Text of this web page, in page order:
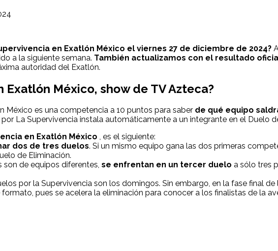
en Exatlón México el viernes 27 de diciembre de 2024?
a la siguiente semana. También actualizamos con el resultado
autoridad del Exatlón.
Exatlón México, show de TV Azteca?
México es una competencia a 10 puntos para saber de qué equipo
La Supervivencia instala automáticamente a un integrante en el Duelo
en Exatlón México , es el siguiente:
dos de tres duelos. Si un mismo equipo gana las dos primeras
de Eliminación.
son de equipos diferentes, se enfrentan en un tercer duelo a sólo tres
por la Supervivencia son los domingos. Sin embargo, en la fase final
pues se acelera la eliminación para conocer a los finalistas de la